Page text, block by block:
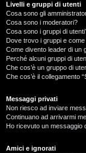
Livelli e gruppi di utenti
Cosa sono gli
Cosa sono i moderatori?
Cosa sono i gruppi di
Dove trovo i gruppi e
Come divento leader di un
Perché alcuni gruppi di
Che cos’è un gruppo di
Che cos’è il collegamento
Messaggi privati
Non riesco ad inviare
Continuano ad arrivarmi
Ho ricevuto un messaggio
Amici e ignorati